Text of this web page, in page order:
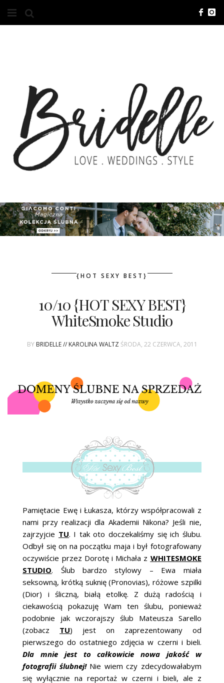
O NAS
KONTAKT
REKLAMA
ADVERTISING
ZGŁOSZENIA
KONKURSY
WASZE ŚLUBY
{HOT SEXY BEST}
MAGAZYNY
{HOT SEXY BEST}
10/10 {HOT SEXY BEST}
WhiteSmoke Studio
BY BRIDELLE // KAROLINA WALTZ ŚRODA, 22 CZERWCA, 2011
Pamiętacie Ewę i Łukasza, którzy współpracowali z
nami przy realizacji dla Akademii Nikona? Jeśli nie,
zajrzyjcie TU. I tak oto doczekaliśmy się ich ślubu.
Odbył się on na początku maja i był fotografowany
oczywiście przez Dorotę i Michała z WHITESMOKE
STUDIO. Ślub bardzo stylowy – Ewa miała
seksowną, krótką suknię (Pronovias), różowe szpilki
(Dior) i śliczną, białą etolkę. Z dużą radością i
ciekawością pokazuję Wam ten ślubu, ponieważ
podobnie jak wczorajszy ślub Mateusza Sarello
(zobacz TU) jest on zaprezentowany od
pierwszego do ostatniego zdjęcia w czerni i bieli.
Dla mnie jest to całkowicie nowa jakość w
fotografii ślubnej! Nie wiem czy zdecydowałabym
się wyłącznie na reportaż w czerni i bieli, ale z